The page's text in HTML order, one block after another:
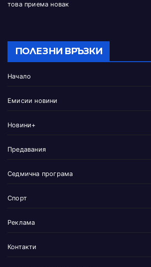
това приема новак
ПОЛЕЗНИ ВРЪЗКИ
Начало
Емисии новини
Новини+
Предавания
Седмична програма
Спорт
Реклама
Контакти